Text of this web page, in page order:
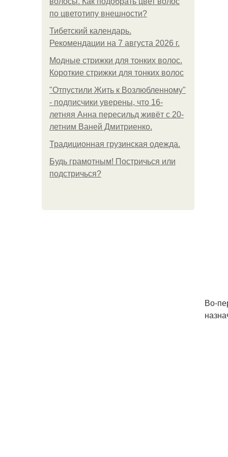
по цветотипу внешности?
Тибетский календарь.
Рекомендации на 7 августа 2026 г.
Модные стрижки для тонких волос.
Короткие стрижки для тонких волос
"Отпустили Жить к Возлюбленному"
- подписчики уверены, что 16-
летняя Анна пересильд живёт с 20-
летним Ваней Дмитриенко.
Традиционная грузинская одежда.
Будь грамотным! Постричься или
подстричься?
Во-